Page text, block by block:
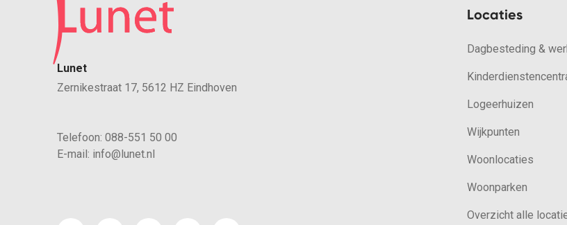
Lunet
Zernikestraat 17, 5612 HZ Eindhoven
Telefoon: 088-551 50 00
E-mail: info@lunet.nl
Locaties
Dagbesteding &
Logeerhuizen
Wijkpunten
Woonlocaties
Woonparken
Overzicht alle